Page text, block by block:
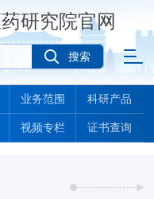
业务范围 科研产品
视频专栏 证书查询